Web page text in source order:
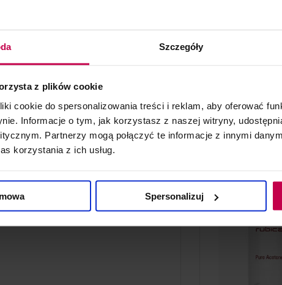
Szczegóły
z plików cookie
cookie do spersonalizowania treści i reklam, aby oferować
Informacje o tym, jak korzystasz z naszej witryny,
Partnerzy mogą połączyć te informacje z innymi
korzystania z ich usług.
Spersonalizuj
ruchów. Dzięki zawartości włókien
pozwalają skórze swobodnie
- zł
80039 do koszyka
w aplikatorze srebrny
w aplikatorze srebrny 100 ml